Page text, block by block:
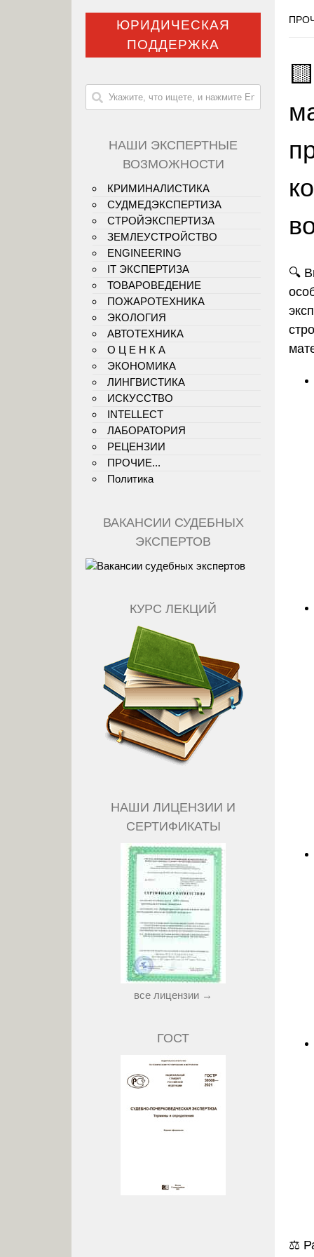
🔍
⚖️
ЮРИДИЧЕСКАЯ
ПОДДЕРЖКА
НАШИ ЭКСПЕРТНЫЕ
ВОЗМОЖНОСТИ
КРИМИНАЛИСТИКА
СУДМЕДЭКСПЕРТИЗА
СТРОЙЭКСПЕРТИЗА
ЗЕМЛЕУСТРОЙСТВО
ENGINEERING
IT ЭКСПЕРТИЗА
ТОВАРОВЕДЕНИЕ
ПОЖАРОТЕХНИКА
ЭКОЛОГИЯ
АВТОТЕХНИКА
О Ц Е Н К А
ЭКОНОМИКА
ЛИНГВИСТИКА
ИСКУССТВО
INTELLECT
ЛАБОРАТОРИЯ
РЕЦЕНЗИИ
ПРОЧИЕ...
Политика
ВАКАНСИИ СУДЕБНЫХ
ЭКСПЕРТОВ
КУРС ЛЕКЦИЙ
НАШИ ЛИЦЕНЗИИ И
СЕРТИФИКАТЫ
все лицензии →
ГОСТ